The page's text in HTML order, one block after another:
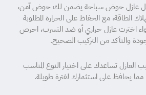
عازل حوض سباحة يضمن لك حوض آمن،
الطاقة، مع الحفاظ على الحرارة المطلوبة
اخترت عازل حراري أو ضد التسرب، احرص
والتأكد من التركيب الصحيح.
العازل تساعدك على اختيار النوع المناسب
مما يحافظ على استثمارك لفترة طويلة.